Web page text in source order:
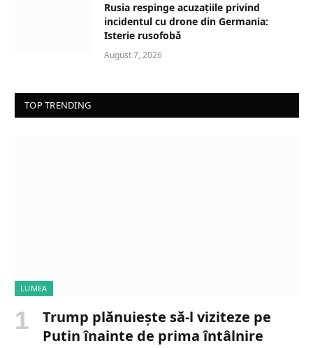
Rusia respinge acuzațiile privind
incidentul cu drone din Germania:
Isterie rusofobă
August 7, 2026
TOP TRENDING
LUMEA
Trump plănuiește să-l viziteze pe
Putin înainte de prima întâlnire